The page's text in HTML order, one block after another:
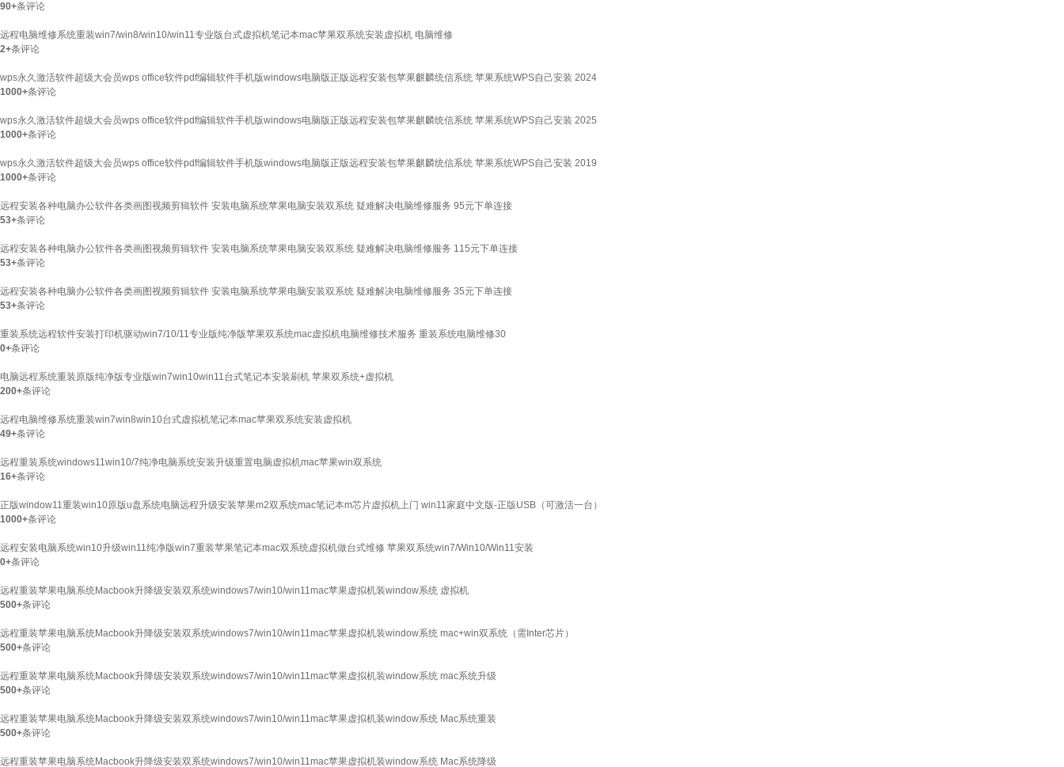
90+条评论
远程电脑维修系统重装win7/win8/win10/win11专业版台式虚拟机笔记本mac苹果双系统安装虚拟机 电脑维修
2+条评论
wps永久激活软件超级大会员wps office软件pdf编辑软件手机版windows电脑版正版远程安装包苹果麒麟统信系统 苹果系统WPS自己安装 2024
1000+条评论
wps永久激活软件超级大会员wps office软件pdf编辑软件手机版windows电脑版正版远程安装包苹果麒麟统信系统 苹果系统WPS自己安装 2025
1000+条评论
wps永久激活软件超级大会员wps office软件pdf编辑软件手机版windows电脑版正版远程安装包苹果麒麟统信系统 苹果系统WPS自己安装 2019
1000+条评论
远程安装各种电脑办公软件各类画图视频剪辑软件 安装电脑系统苹果电脑安装双系统 疑难解决电脑维修服务 95元下单连接
53+条评论
远程安装各种电脑办公软件各类画图视频剪辑软件 安装电脑系统苹果电脑安装双系统 疑难解决电脑维修服务 115元下单连接
53+条评论
远程安装各种电脑办公软件各类画图视频剪辑软件 安装电脑系统苹果电脑安装双系统 疑难解决电脑维修服务 35元下单连接
53+条评论
重装系统远程软件安装打印机驱动win7/10/11专业版纯净版苹果双系统mac虚拟机电脑维修技术服务 重装系统电脑维修30
0+条评论
电脑远程系统重装原版纯净版专业版win7win10win11台式笔记本安装刷机 苹果双系统+虚拟机
200+条评论
远程电脑维修系统重装win7win8win10台式虚拟机笔记本mac苹果双系统安装虚拟机
49+条评论
远程重装系统windows11win10/7纯净电脑系统安装升级重置电脑虚拟机mac苹果win双系统
16+条评论
正版window11重装win10原版u盘系统电脑远程升级安装苹果m2双系统mac笔记本m芯片虚拟机上门 win11家庭中文版-正版USB（可激活一台）
1000+条评论
远程安装电脑系统win10升级win11纯净版win7重装苹果笔记本mac双系统虚拟机做台式维修 苹果双系统win7/Win10/Win11安装
0+条评论
远程重装苹果电脑系统Macbook升降级安装双系统windows7/win10/win11mac苹果虚拟机装window系统 虚拟机
500+条评论
远程重装苹果电脑系统Macbook升降级安装双系统windows7/win10/win11mac苹果虚拟机装window系统 mac+win双系统（需Inter芯片）
500+条评论
远程重装苹果电脑系统Macbook升降级安装双系统windows7/win10/win11mac苹果虚拟机装window系统 mac系统升级
500+条评论
远程重装苹果电脑系统Macbook升降级安装双系统windows7/win10/win11mac苹果虚拟机装window系统 Mac系统重装
500+条评论
远程重装苹果电脑系统Macbook升降级安装双系统windows7/win10/win11mac苹果虚拟机装window系统 Mac系统降级